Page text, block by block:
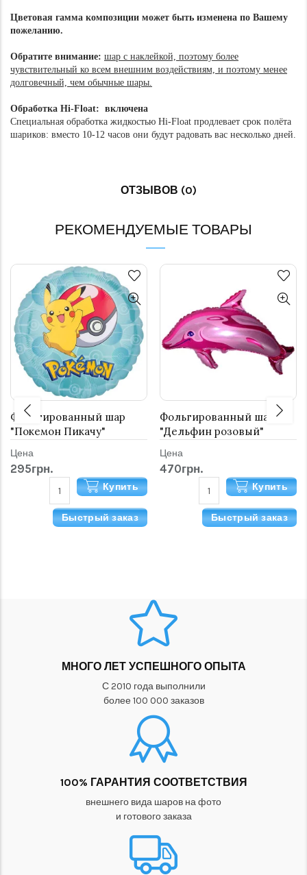
Цветовая гамма композиции может быть изменена по Вашему
пожеланию.
Обратите внимание: шар с наклейкой, поэтому более
чувствительный ко всем внешним воздействиям, и поэтому менее
долговечный, чем обычные шары.
Обработка Hi-Float: включена
Специальная обработка жидкостью Hi-Float продлевает срок полёта
шариков: вместо 10-12 часов они будут радовать вас несколько дней.
ОТЗЫВОВ (0)
РЕКОМЕНДУЕМЫЕ ТОВАРЫ
Фольгированный шар
"Покемон Пикачу"
Цена
295грн.
Купить
Быстрый заказ
Фольгированный шар
"Дельфин розовый"
Цена
470грн.
Купить
Быстрый заказ
МНОГО ЛЕТ УСПЕШНОГО ОПЫТА
С 2010 года выполнили
более 100 000 заказов
100% ГАРАНТИЯ СООТВЕТСТВИЯ
внешнего вида шаров на фото
и готового заказа